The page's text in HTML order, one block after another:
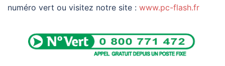
numéro vert ou visitez notre site : www.pc-flash.fr